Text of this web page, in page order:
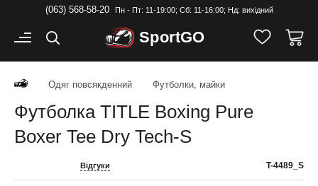
(063) 568-58-20 Пн - Пт: 11-19:00; Cб: 11-16:00; Нд: вихідний
SportGO
Одяг повсякденний Футболки, майки
Футболка TITLE Boxing Pure
Boxer Tee Dry Tech-S
Відгуки T-4489_S